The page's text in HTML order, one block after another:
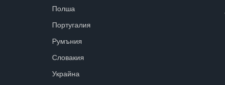
Полша
Португалия
Румъния
Словакия
Украйна